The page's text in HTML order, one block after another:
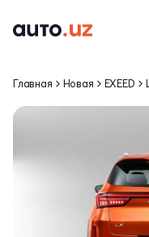
Главная Новая EXEED